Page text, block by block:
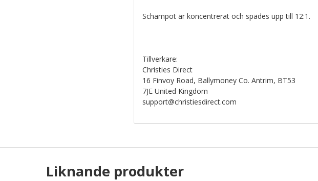
Schampot är koncentrerat och spädes upp till 12:1.
Tillverkare:
Christies Direct
16 Finvoy Road, Ballymoney Co. Antrim, BT53
7JE United Kingdom
support@christiesdirect.com
Liknande produkter